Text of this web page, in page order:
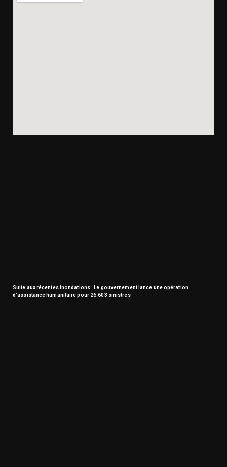
Suite aux récentes inondations : Le gouvernement lance une opération
d’assistance humanitaire pour 26.603 sinistrés